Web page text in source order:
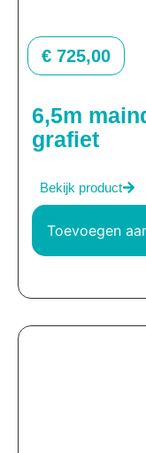
€ 725,00
6,5m
grafiet
Bekijk product
Toevoegen